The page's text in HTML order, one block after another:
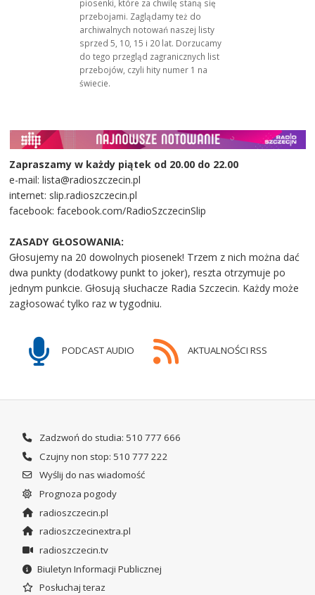
piosenki, które za chwilę staną się
przebojami. Zaglądamy też do
archiwalnych notowań naszej listy
sprzed 5, 10, 15 i 20 lat. Dorzucamy
do tego przegląd zagranicznych list
przebojów, czyli hity numer 1 na
świecie.
Zapraszamy w każdy piątek od 20.00 do 22.00
e-mail: lista@radioszczecin.pl
internet: slip.radioszczecin.pl
facebook: facebook.com/RadioSzczecinSlip
ZASADY GŁOSOWANIA:
Głosujemy na 20 dowolnych piosenek! Trzem z nich można dać
dwa punkty (dodatkowy punkt to joker), reszta otrzymuje po
jednym punkcie. Głosują słuchacze Radia Szczecin. Każdy może
zagłosować tylko raz w tygodniu.
PODCAST AUDIO AKTUALNOŚCI RSS
Zadzwoń do studia: 510 777 666
Czujny non stop: 510 777 222
Wyślij do nas wiadomość
Prognoza pogody
radioszczecin.pl
radioszczecinextra.pl
radioszczecin.tv
Biuletyn Informacji Publicznej
Posłuchaj teraz